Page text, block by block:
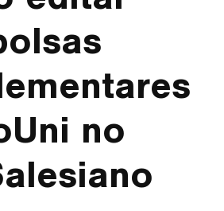
no